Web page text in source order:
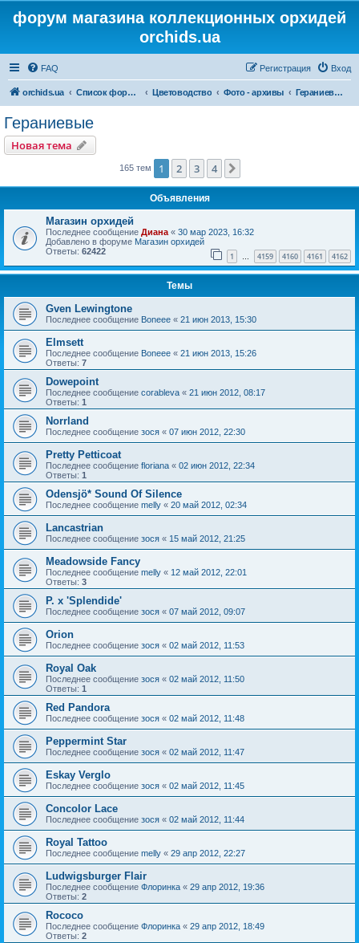
форум магазина коллекционных орхидей
orchids.ua
FAQ Вход
Регистрация
orchids.ua Список форумов Цветоводство Фото - архивы Гераниевые
Гераниевые
Новая тема
165 тем 1 2 3 4
Объявления
Магазин орхидей
Последнее сообщение Диана « 30 мар 2023, 16:32
Добавлено в форуме Магазин орхидей
Ответы: 62422 1 … 4159 4160 4161 4162
Темы
Gven Lewingtone
Последнее сообщение Boneee « 21 июн 2013, 15:30
Elmsett
Последнее сообщение Boneee « 21 июн 2013, 15:26
Ответы: 7
Dowepoint
Последнее сообщение corableva « 21 июн 2012, 08:17
Ответы: 1
Norrland
Последнее сообщение зося « 07 июн 2012, 22:30
Pretty Petticoat
Последнее сообщение floriana « 02 июн 2012, 22:34
Ответы: 1
Odensjö* Sound Of Silence
Последнее сообщение melly « 20 май 2012, 02:34
Lancastrian
Последнее сообщение зося « 15 май 2012, 21:25
Meadowside Fancy
Последнее сообщение melly « 12 май 2012, 22:01
Ответы: 3
P. x 'Splendide'
Последнее сообщение зося « 07 май 2012, 09:07
Orion
Последнее сообщение зося « 02 май 2012, 11:53
Royal Oak
Последнее сообщение зося « 02 май 2012, 11:50
Ответы: 1
Red Pandora
Последнее сообщение зося « 02 май 2012, 11:48
Peppermint Star
Последнее сообщение зося « 02 май 2012, 11:47
Eskay Verglo
Последнее сообщение зося « 02 май 2012, 11:45
Concolor Lace
Последнее сообщение зося « 02 май 2012, 11:44
Royal Tattoo
Последнее сообщение melly « 29 апр 2012, 22:27
Ludwigsburger Flair
Последнее сообщение Флоринка « 29 апр 2012, 19:36
Ответы: 2
Rococo
Последнее сообщение Флоринка « 29 апр 2012, 18:49
Ответы: 2